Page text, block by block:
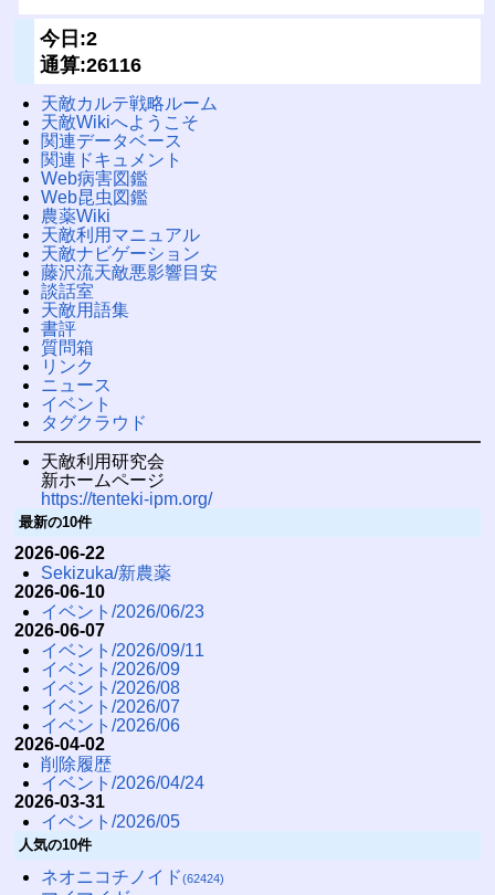
今日:2
通算:26116
天敵カルテ戦略ルーム
天敵Wikiへようこそ
関連データベース
関連ドキュメント
Web病害図鑑
Web昆虫図鑑
農薬Wiki
天敵利用マニュアル
天敵ナビゲーション
藤沢流天敵悪影響目安
談話室
天敵用語集
書評
質問箱
リンク
ニュース
イベント
タグクラウド
天敵利用研究会
新ホームページ
https://tenteki-ipm.org/
最新の10件
2026-06-22
Sekizuka/新農薬
2026-06-10
イベント/2026/06/23
2026-06-07
イベント/2026/09/11
イベント/2026/09
イベント/2026/08
イベント/2026/07
イベント/2026/06
2026-04-02
削除履歴
イベント/2026/04/24
2026-03-31
イベント/2026/05
人気の10件
ネオニコチノイド(62424)